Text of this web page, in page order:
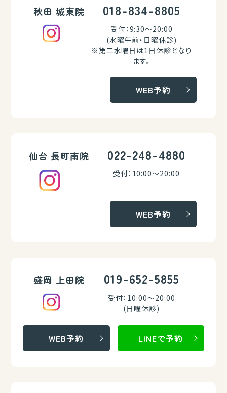
秋田 城東院 018-834-8805
受付：9:30～20:00
(水曜午前・日曜休診)
※第二水曜日は1日休診となり
ます。
WEB予約
仙台 長町南院 022-248-4880
受付：10:00～20:00
WEB予約
盛岡 上田院 019-652-5855
受付：10:00～20:00
(日曜休診)
WEB予約 LINEで予約